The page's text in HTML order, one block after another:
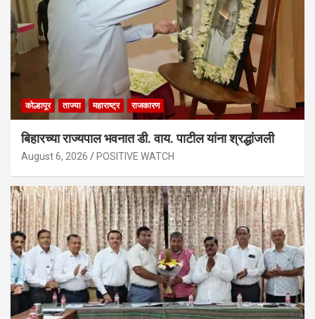
कोल्हापूर ताज्या महाराष्ट्र राजकारण
बिहारच्या राज्यपाल भवनात डी. वाय. पाटील यांना श्रद्धांजली
August 6, 2026 POSITIVE WATCH